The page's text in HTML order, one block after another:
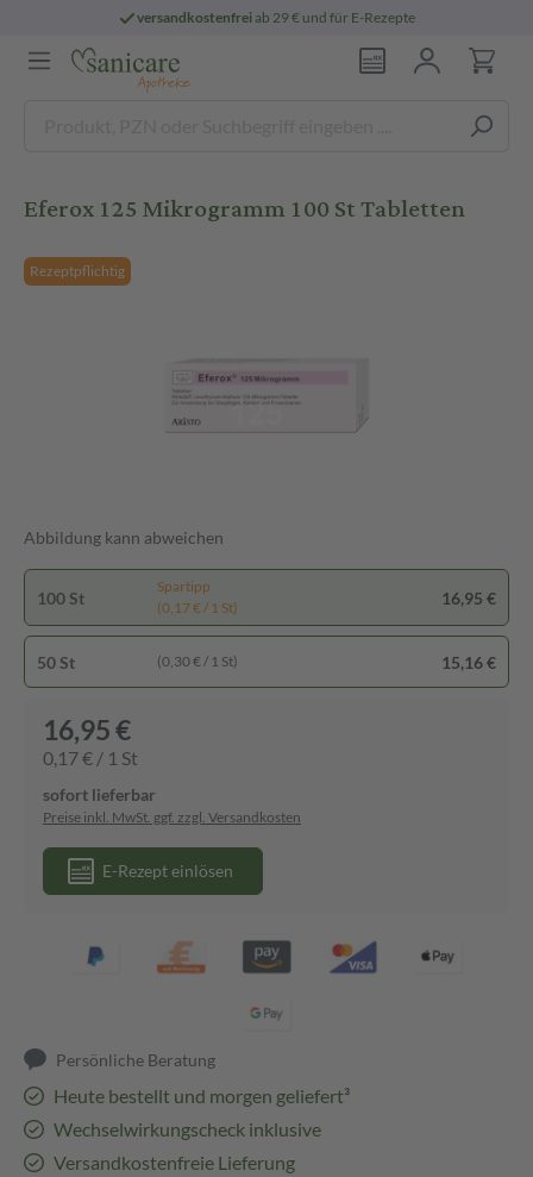
versandkostenfreiab 29 € und für E-Rezepte
Eferox 125 Mikrogramm 100 St Tabletten
Rezeptpflichtig
Abbildung kann abweichen
100 St
Spartipp
(0,17 € / 1 St)
16,95 €
50 St (0,30 € / 1 St) 15,16 €
16,95 €
0,17 € / 1 St
sofort lieferbar
Preise inkl. MwSt. ggf. zzgl. Versandkosten
E-Rezept einlösen
Persönliche Beratung
Heute bestellt und morgen geliefert³
Wechselwirkungscheck inklusive
Versandkostenfreie Lieferung